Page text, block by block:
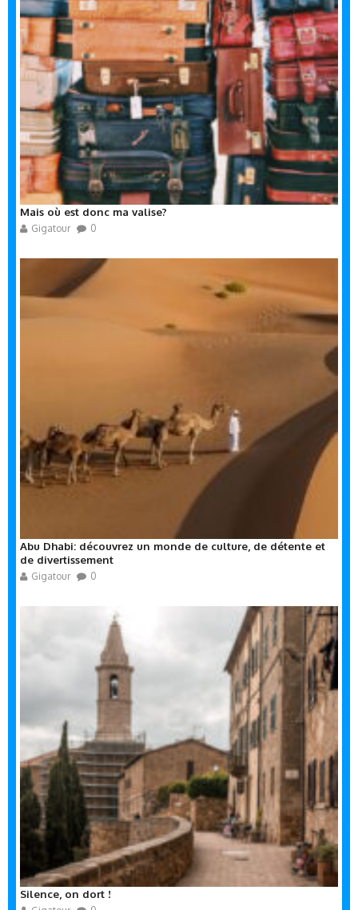
Mais où est donc ma valise?
Gigatour 0
Abu Dhabi: découvrez un monde de culture, de détente et
de divertissement
Gigatour 0
Silence, on dort !